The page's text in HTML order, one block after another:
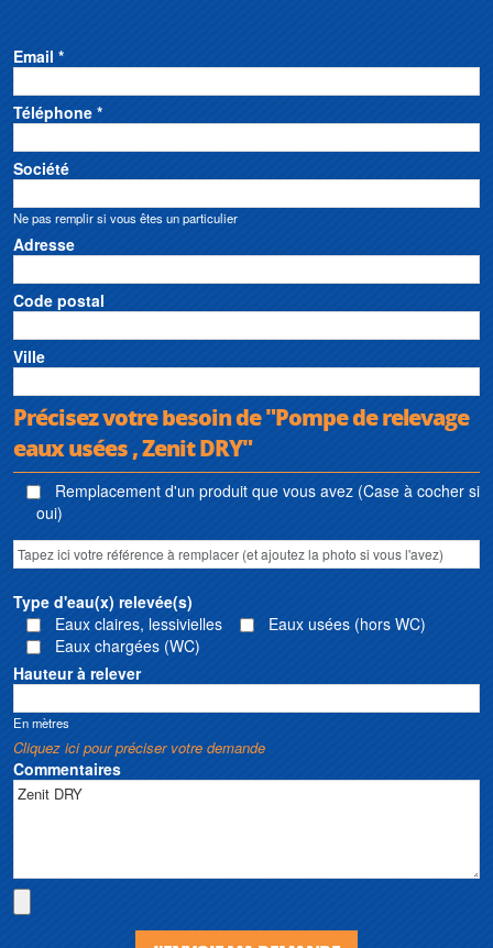
Email *
Téléphone *
Société
Ne pas remplir si vous êtes un particulier
Adresse
Code postal
Ville
Précisez votre besoin de "Pompe de relevage
eaux usées , Zenit DRY"
Remplacement d'un produit que vous avez (Case à cocher si
oui)
Type d'eau(x) relevée(s)
Eaux claires, lessivielles
Eaux usées (hors WC)
Eaux chargées (WC)
Hauteur à relever
En mètres
Cliquez ici pour préciser votre demande
Commentaires